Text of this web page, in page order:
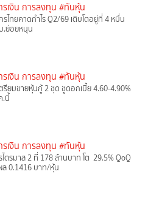
รเงิน การลงทุน #ทันหุ้น
รไทยคาดกำไร Q2/69 เติบโตอยู่ที่ 4 หมื่น
.ย่อยหนุน
รเงิน การลงทุน #ทันหุ้น
รียมขายหุ้นกู้ 2 ชุด ชูดอกเบี้ย 4.60-4.90%
.นี้
รเงิน การลงทุน #ทันหุ้น
ไตรมาส 2 ที่ 178 ล้านบาท โต 29.5% QoQ
ล 0.1416 บาท/หุ้น